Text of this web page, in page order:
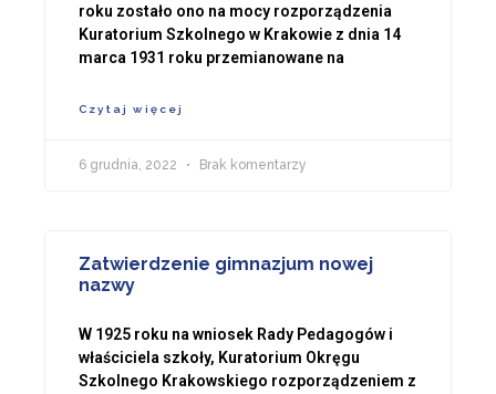
roku zostało ono na mocy rozporządzenia
Kuratorium Szkolnego w Krakowie z dnia 14
marca 1931 roku przemianowane na
Czytaj więcej
6 grudnia, 2022 Brak komentarzy
Zatwierdzenie gimnazjum nowej
nazwy
W 1925 roku na wniosek Rady Pedagogów i
właściciela szkoły, Kuratorium Okręgu
Szkolnego Krakowskiego rozporządzeniem z